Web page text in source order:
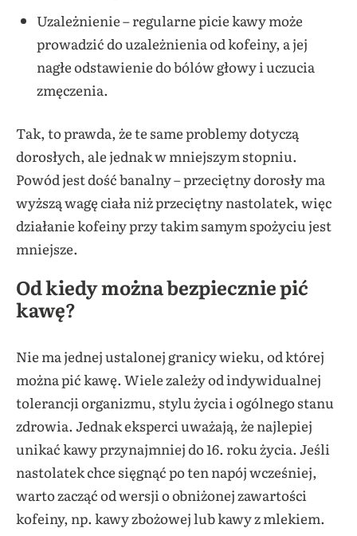
Uzależnienie – regularne picie kawy może
prowadzić do uzależnienia od kofeiny, a jej
nagłe odstawienie do bólów głowy i uczucia
zmęczenia.
Tak, to prawda, że te same problemy dotyczą
dorosłych, ale jednak w mniejszym stopniu.
Powód jest dość banalny – przeciętny dorosły ma
wyższą wagę ciała niż przeciętny nastolatek, więc
działanie kofeiny przy takim samym spożyciu jest
mniejsze.
Od kiedy można bezpiecznie pić
kawę?
Nie ma jednej ustalonej granicy wieku, od której
można pić kawę. Wiele zależy od indywidualnej
tolerancji organizmu, stylu życia i ogólnego stanu
zdrowia. Jednak eksperci uważają, że najlepiej
unikać kawy przynajmniej do 16. roku życia. Jeśli
nastolatek chce sięgnąć po ten napój wcześniej,
warto zacząć od wersji o obniżonej zawartości
kofeiny, np. kawy zbożowej lub kawy z mlekiem.